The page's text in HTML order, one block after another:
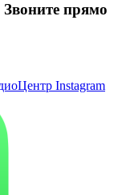
Звоните прямо